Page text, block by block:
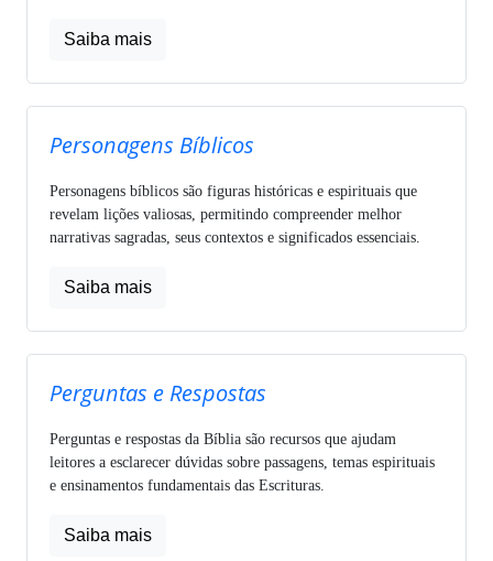
Saiba mais
Personagens Bíblicos
Personagens bíblicos são figuras históricas e espirituais que
revelam lições valiosas, permitindo compreender melhor
narrativas sagradas, seus contextos e significados essenciais.
Saiba mais
Perguntas e Respostas
Perguntas e respostas da Bíblia são recursos que ajudam
leitores a esclarecer dúvidas sobre passagens, temas espirituais
e ensinamentos fundamentais das Escrituras.
Saiba mais